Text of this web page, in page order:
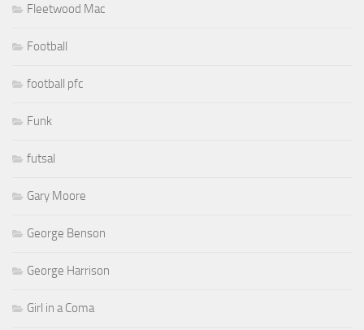
Fleetwood Mac
Football
football pfc
Funk
futsal
Gary Moore
George Benson
George Harrison
Girl in a Coma